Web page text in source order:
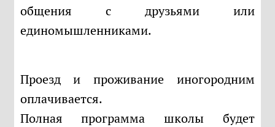
общения с друзьями или
единомышленниками.
Проезд и проживание иногородним
оплачивается.
Полная программа школы будет